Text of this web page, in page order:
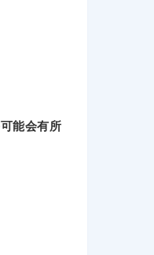
能会有所